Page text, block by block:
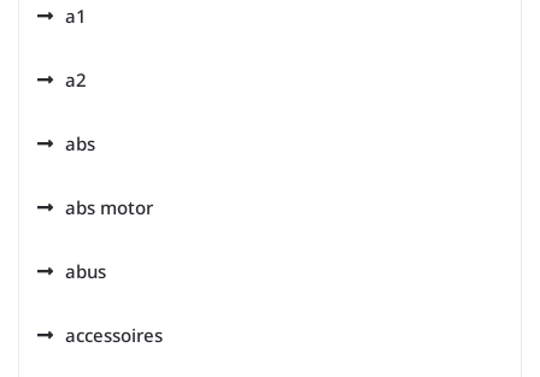
a1
a2
abs
abs motor
abus
accessoires